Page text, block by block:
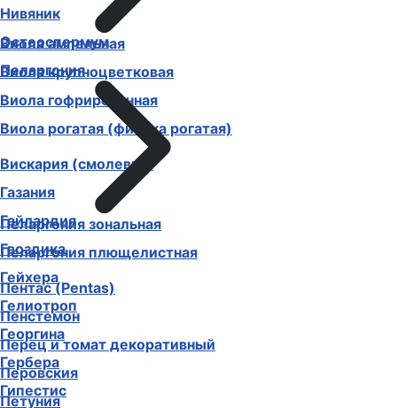
Виола ампельная
Виола крупноцветковая
Виола гофрированная
Виола рогатая (фиалка рогатая)
Вискария (смолевка)
Газания
Гайлардия
Гвоздика
Гейхера
Гелиотроп
Георгина
Гербера
Гипестис
Нивяник
Остеоспермум
Пеларгония
Пеларгония зональная
Пеларгония плющелистная
Пентас (Pentas)
Пенстемон
Перец и томат декоративный
Перовския
Петуния